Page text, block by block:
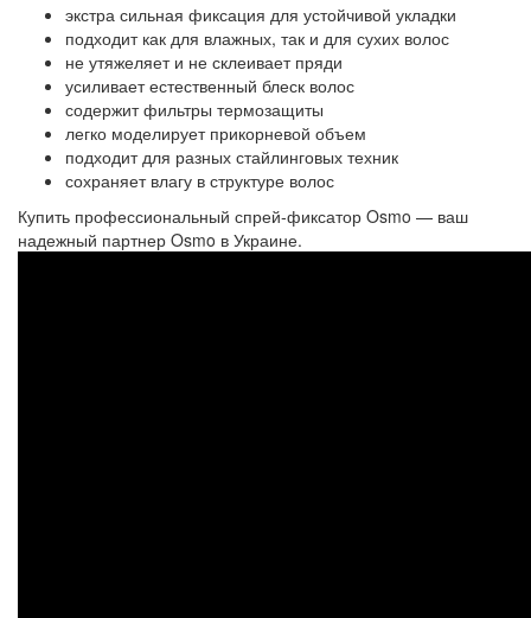
экстра сильная фиксация для устойчивой укладки
подходит как для влажных, так и для сухих волос
не утяжеляет и не склеивает пряди
усиливает естественный блеск волос
содержит фильтры термозащиты
легко моделирует прикорневой объем
подходит для разных стайлинговых техник
сохраняет влагу в структуре волос
Купить профессиональный спрей‑фиксатор Osmo — ваш
надежный партнер Osmo в Украине.